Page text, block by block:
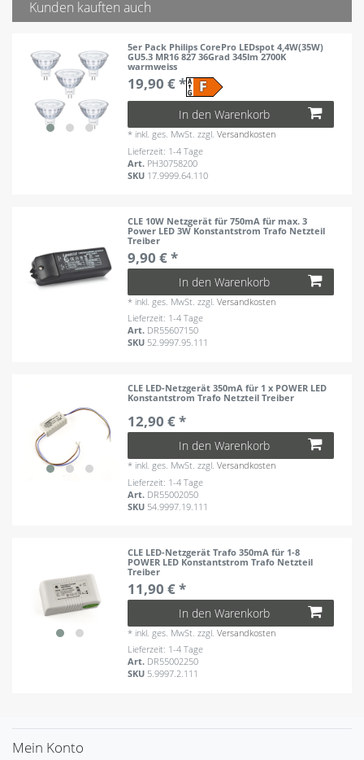
Kunden kauften auch
5er Pack Philips CorePro LEDspot 4,4W(35W)
GU5.3 MR16 827 36Grad 345lm 2700K
warmweiss
19,90 € *
In den Warenkorb
* inkl. ges. MwSt. zzgl.Versandkosten
Lieferzeit: 1-4 Tage
Art. PH30758200
SKU 17.9999.64.110
CLE 10W Netzgerät für 750mA für max. 3
Power LED 3W Konstantstrom Trafo Netzteil
Treiber
9,90 € *
In den Warenkorb
* inkl. ges. MwSt. zzgl.Versandkosten
Lieferzeit: 1-4 Tage
Art. DR55607150
SKU 52.9997.95.111
CLE LED-Netzgerät 350mA für 1 x POWER LED
Konstantstrom Trafo Netzteil Treiber
12,90 € *
In den Warenkorb
* inkl. ges. MwSt. zzgl.Versandkosten
Lieferzeit: 1-4 Tage
Art. DR55002050
SKU 54.9997.19.111
CLE LED-Netzgerät Trafo 350mA für 1-8
POWER LED Konstantstrom Trafo Netzteil
Treiber
11,90 € *
In den Warenkorb
* inkl. ges. MwSt. zzgl.Versandkosten
Lieferzeit: 1-4 Tage
Art. DR55002250
SKU 5.9997.2.111
Mein Konto